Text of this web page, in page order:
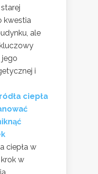
kwestia
ale
jego
i
ciepła
ciepła w
w